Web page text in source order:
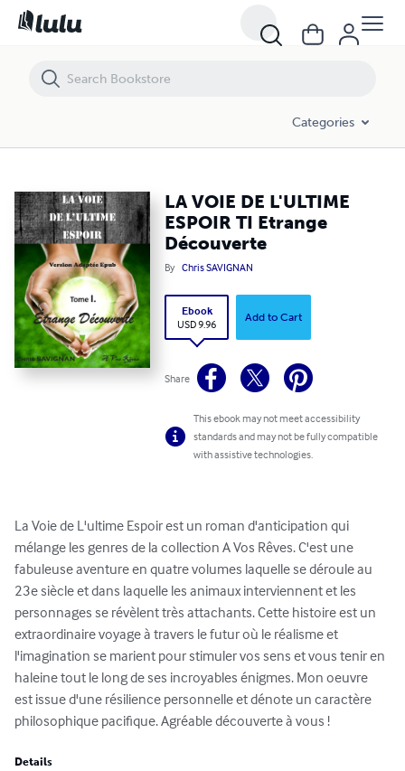
Categories
LA VOIE DE L'ULTIME
ESPOIR TI Etrange
Découverte
By Chris SAVIGNAN
Ebook
USD 9.96
Add to Cart
Share
This ebook may not meet accessibility
standards and may not be fully compatible
with assistive technologies.
La Voie de L'ultime Espoir est un roman d'anticipation qui
mélange les genres de la collection A Vos Rêves. C'est une
fabuleuse aventure en quatre volumes laquelle se déroule au
23e siècle et dans laquelle les animaux interviennent et les
personnages se révèlent très attachants. Cette histoire est un
extraordinaire voyage à travers le futur où le réalisme et
l'imagination se marient pour stimuler vos sens et vous tenir en
haleine tout le long de ses incroyables énigmes. Mon oeuvre
est issue d'une résilience personnelle et dénote un caractère
philosophique pacifique. Agréable découverte à vous !
Details
LA VOIE DE L'ULTIME ESPOIR TI Etrange Découverte